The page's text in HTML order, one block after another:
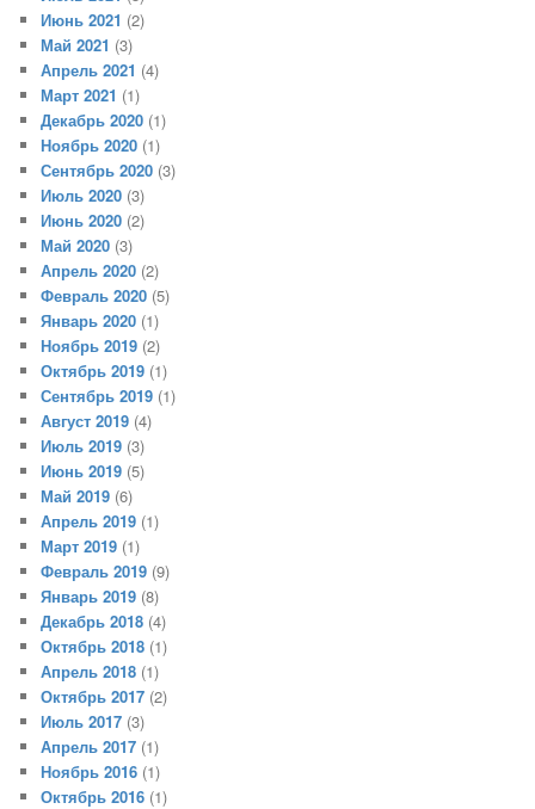
Июнь 2021 (2)
Май 2021 (3)
Апрель 2021 (4)
Март 2021 (1)
Декабрь 2020 (1)
Ноябрь 2020 (1)
Сентябрь 2020 (3)
Июль 2020 (3)
Июнь 2020 (2)
Май 2020 (3)
Апрель 2020 (2)
Февраль 2020 (5)
Январь 2020 (1)
Ноябрь 2019 (2)
Октябрь 2019 (1)
Сентябрь 2019 (1)
Август 2019 (4)
Июль 2019 (3)
Июнь 2019 (5)
Май 2019 (6)
Апрель 2019 (1)
Март 2019 (1)
Февраль 2019 (9)
Январь 2019 (8)
Декабрь 2018 (4)
Октябрь 2018 (1)
Апрель 2018 (1)
Октябрь 2017 (2)
Июль 2017 (3)
Апрель 2017 (1)
Ноябрь 2016 (1)
Октябрь 2016 (1)